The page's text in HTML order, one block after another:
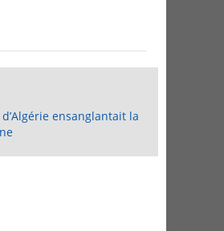
ensanglantait la